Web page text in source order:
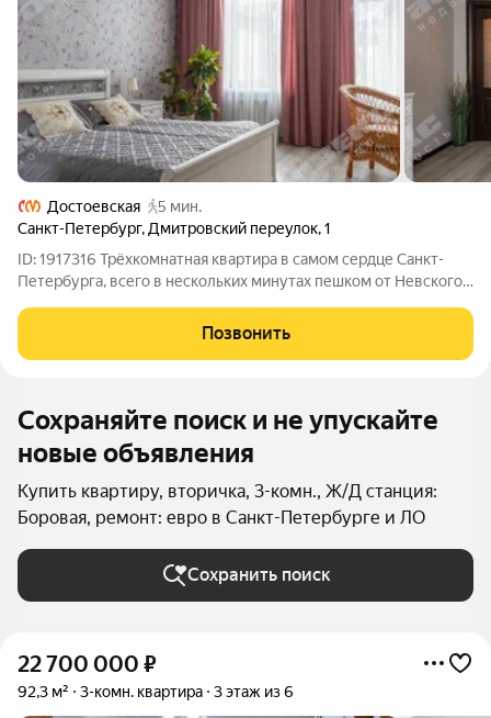
Достоевская
5 мин.
Санкт-Петербург, Дмитровский переулок,1
ID: 1917316 Трёхкомнатная квартира в самом сердце Санкт-
Петербурга, всего в нескольких минутах пешком от Невского
инфраструктура для комфортной жизни, работы, учёбы и
отдыха находится в
Позвонить
Сохраняйте поиск и не упускайте
новые объявления
Купить квартиру, вторичка, 3-комн., Ж/Д станция:
Боровая, ремонт: евро в Санкт-Петербурге и ЛО
Сохранить поиск
22 700 000 ₽
92,3 м² 3-комн. квартира 3 этаж из 6